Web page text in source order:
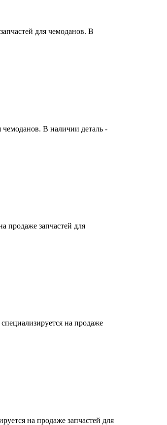
для чемоданов. В
чемоданов. В наличии деталь -
продаже запчастей для
на продаже
на продаже запчастей для